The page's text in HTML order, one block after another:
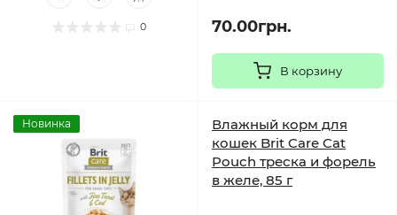
0 70.00грн.
В корзину
Новинка
Влажный корм для
кошек Brit Care Cat
Pouch треска и форель
в желе, 85 г